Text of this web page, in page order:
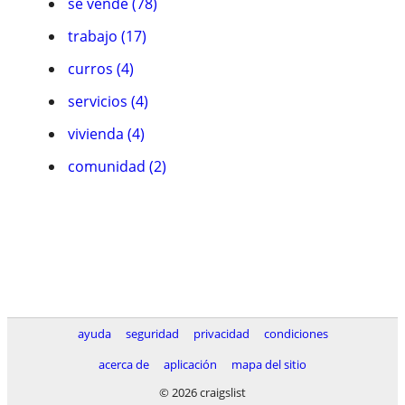
trabajo (17)
curros (4)
servicios (4)
vivienda (4)
comunidad (2)
ayuda seguridad privacidad
condiciones
acerca de
aplicación
mapa del sitio
© 2026 craigslist